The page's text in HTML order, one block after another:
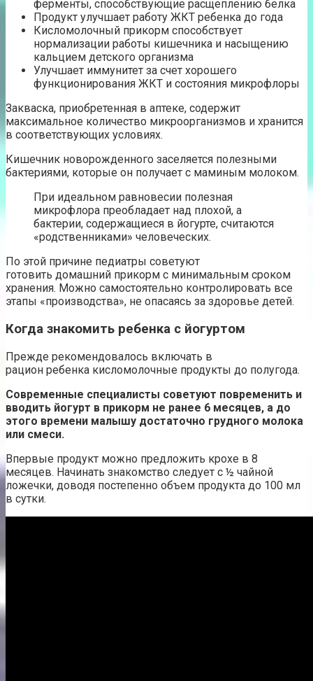
ферменты, способствующие расщеплению белка
Продукт улучшает работу ЖКТ ребенка до года
Кисломолочный прикорм способствует
нормализации работы кишечника и насыщению
кальцием детского организма
Улучшает иммунитет за счет хорошего
функционирования ЖКТ и состояния микрофлоры
Закваска, приобретенная в аптеке, содержит
максимальное количество микроорганизмов и хранится
в соответствующих условиях.
Кишечник новорожденного заселяется полезными
бактериями, которые он получает с маминым молоком.
При идеальном равновесии полезная
микрофлора преобладает над плохой, а
бактерии, содержащиеся в йогурте, считаются
«родственниками» человеческих.
По этой причине педиатры советуют
готовить домашний прикорм с минимальным сроком
хранения. Можно самостоятельно контролировать все
этапы «производства», не опасаясь за здоровье детей.
Когда знакомить ребенка с йогуртом
Прежде рекомендовалось включать в
рацион ребенка кисломолочные продукты до полугода.
Современные специалисты советуют повременить и
вводить йогурт в прикорм не ранее 6 месяцев, а до
этого времени малышу достаточно грудного молока
или смеси.
Впервые продукт можно предложить крохе в 8
месяцев. Начинать знакомство следует с ½ чайной
ложечки, доводя постепенно объем продукта до 100 мл
в сутки.